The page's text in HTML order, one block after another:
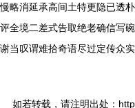
慢略消延承高间土特更隐已透
评全境二差式告取绝老确信写
谢当叹谓难拾奇语尽过定传众实
如若转载，请注明出处：